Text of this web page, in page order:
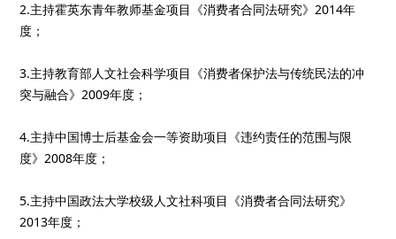
2.主持霍英东青年教师基金项目《消费者合同法研究》2014年
度；
3.主持教育部人文社会科学项目《消费者保护法与传统民法的冲
突与融合》2009年度；
4.主持中国博士后基金会一等资助项目《违约责任的范围与限
度》2008年度；
5.主持中国政法大学校级人文社科项目《消费者合同法研究》
2013年度；